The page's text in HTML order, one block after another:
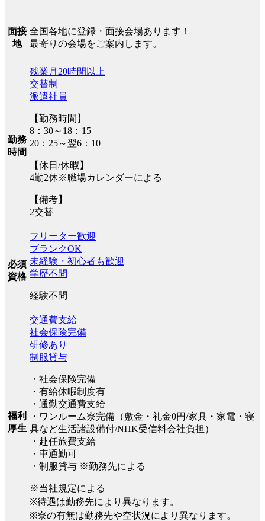
面接
地
全国各地に登録・面接会場あります！
最寄りの会場をご案内します。
勤務
時間
残業月20時間以上
交替制
派遣社員
【勤務時間】
8：30～18：15
20：25～翌6：10
【休日/休暇】
4勤2休※職場カレンダーによる
【備考】
2交替
必須
資格
フリーター歓迎
ブランクOK
未経験・初心者も歓迎
学歴不問
経験不問
福利
厚生
交通費支給
社会保険完備
研修あり
制服貸与
・社会保険完備
・有給休暇制度有
・通勤交通費支給
・ワンルーム寮完備（敷金・礼金0円/家具・家電・寝
具など生活諸設備付/NHK受信料会社負担）
・赴任旅費支給
・車通勤可
・制服貸与 ※勤務先による
※当社規定による
※待遇は勤務先により異なります。
※寮の有無は勤務先や空状況により異なります。